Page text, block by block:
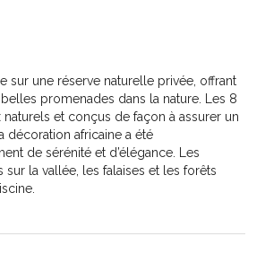
sur une réserve naturelle privée, offrant
promenades dans la nature. Les 8
et conçus de façon à assurer un
décoration africaine a été
de sérénité et d’élégance. Les
la vallée, les falaises et les forêts